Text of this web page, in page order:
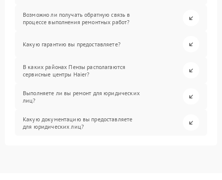
Возможно ли получать обратную связь в
процессе выполнения ремонтных работ?
Какую гарантию вы предоставляете?
В каких районах Пензы располагаются
сервисные центры Haier?
Выполняете ли вы ремонт для юридических
лиц?
Какую документацию вы предоставляете
для юридических лиц?